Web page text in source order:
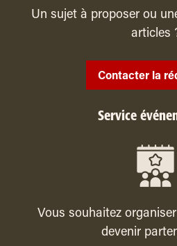
Un sujet à proposer ou
articles
Contacter la
Service
Vous souhaitez
devenir